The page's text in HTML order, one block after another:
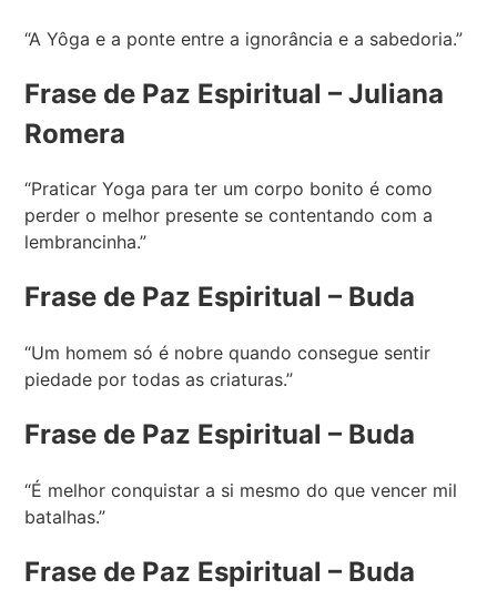
“A Yôga e a ponte entre a ignorância e a sabedoria.”
Frase de Paz Espiritual – Juliana
Romera
“Praticar Yoga para ter um corpo bonito é como
perder o melhor presente se contentando com a
lembrancinha.”
Frase de Paz Espiritual – Buda
“Um homem só é nobre quando consegue sentir
piedade por todas as criaturas.”
Frase de Paz Espiritual – Buda
“É melhor conquistar a si mesmo do que vencer mil
batalhas.”
Frase de Paz Espiritual – Buda